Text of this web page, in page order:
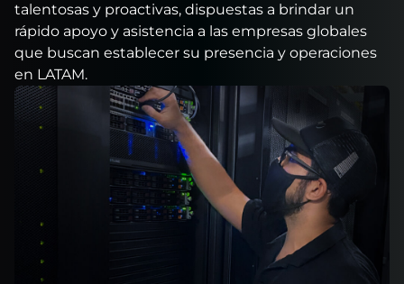
talentosas y proactivas, dispuestas a brindar un
rápido apoyo y asistencia a las empresas globales
que buscan establecer su presencia y operaciones
en LATAM.